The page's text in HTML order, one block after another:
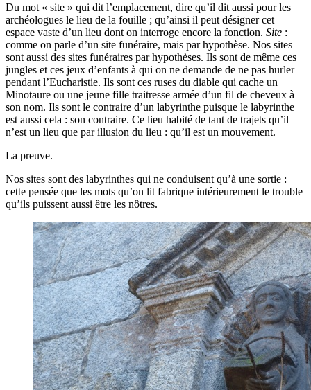
Du mot « site » qui dit l’emplacement, dire qu’il dit aussi pour les
archéologues le lieu de la fouille ; qu’ainsi il peut désigner cet
espace vaste d’un lieu dont on interroge encore la fonction. Site :
comme on parle d’un site funéraire, mais par hypothèse. Nos sites
sont aussi des sites funéraires par hypothèses. Ils sont de même ces
jungles et ces jeux d’enfants à qui on ne demande de ne pas hurler
pendant l’Eucharistie. Ils sont ces ruses du diable qui cache un
Minotaure ou une jeune fille traitresse armée d’un fil de cheveux à
son nom. Ils sont le contraire d’un labyrinthe puisque le labyrinthe
est aussi cela : son contraire. Ce lieu habité de tant de trajets qu’il
n’est un lieu que par illusion du lieu : qu’il est un mouvement.
La preuve.
Nos sites sont des labyrinthes qui ne conduisent qu’à une sortie :
cette pensée que les mots qu’on lit fabrique intérieurement le trouble
qu’ils puissent aussi être les nôtres.